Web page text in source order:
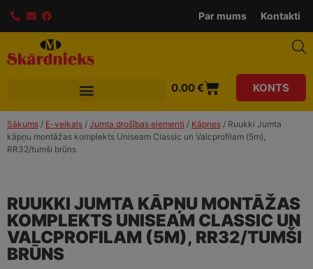
Par mums Kontakti
0.00€ KONTS
Sākums / E-veikals / Jumta drošības elementi / Kāpnes / Ruukki Jumta
kāpņu montāžas komplekts Uniseam Classic un Valcprofilam (5m),
RR32/tumši brūns
RUUKKI JUMTA KĀPŅU MONTĀŽAS
KOMPLEKTS UNISEAM CLASSIC UN
VALCPROFILAM (5M), RR32/TUMŠI
BRŪNS